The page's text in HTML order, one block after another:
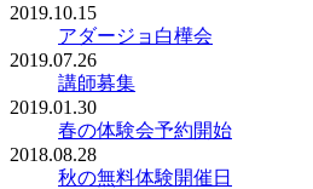
2019.10.15
アダージョ白樺会
2019.07.26
講師募集
2019.01.30
春の体験会予約開始
2018.08.28
秋の無料体験開催日